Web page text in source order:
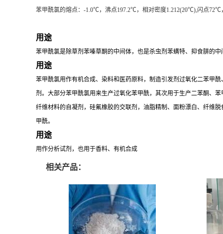
苯甲酰氯的熔点：-1.0℃，沸点197.2℃，相对密度1.212(20℃),闪点72℃
用途
苯甲酰氯是除草剂苯嗪草酮的中间体，也是杀虫剂苯螨特、抑食肼的中
用途
苯甲酰氯用作有机合成、染料和医药原料，制造引发剂过氧化二苯甲
剂。大部分苯甲酰氯用来生产过氧化苯甲酰，其次用于生产二苯酮、
纤维材料的自凝剂，硅氟橡胶的交联剂，油脂精制、面粉漂白、纤维
甲酰。
用途
用作分析试剂，也用于香料、有机合成
相关产品：